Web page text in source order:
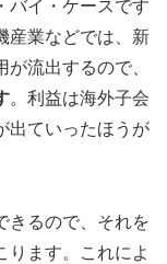
バイ・ケースです
産業などでは、新
流出するので、
。利益は海外子会
出ていったほうが
きるので、それを
ります。これによ